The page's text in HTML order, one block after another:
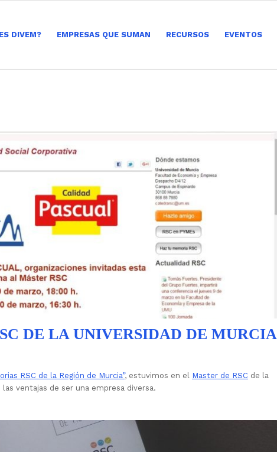
DIVEM? EMPRESAS QUE SUMAN RECURSOS EVENTOS
DE LA UNIVERSIDAD DE MURCIA
RSC de la Región de Murcia”, estuvimos en el Master de RSC de la
ventajas de ser una empresa diversa.